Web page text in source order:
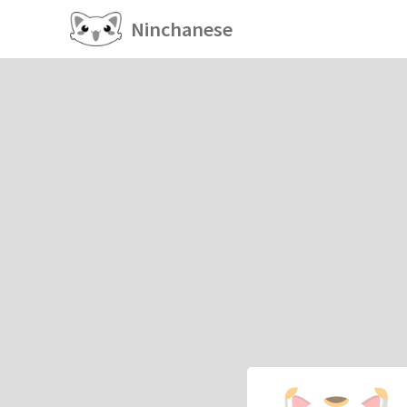
Ninchanese